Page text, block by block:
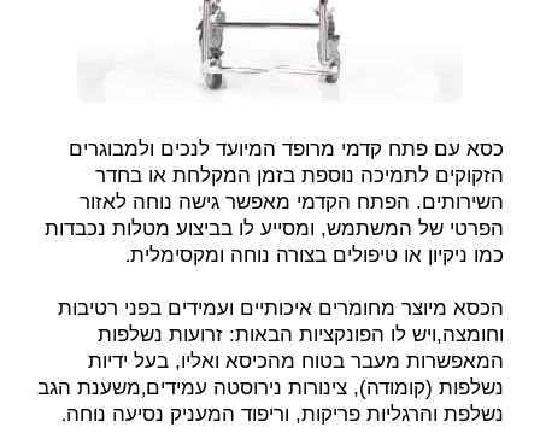
כסא עם פתח קדמי מרופד המיועד לנכים ולמבוגרים
הזקוקים לתמיכה נוספת בזמן המקלחת או בחדר
השירותים. הפתח הקדמי מאפשר גישה נוחה לאזור
הפרטי של המשתמש, ומסייע לו בביצוע מטלות נכבדות
כמו ניקיון או טיפולים בצורה נוחה ומקסימלית.
הכסא מיוצר מחומרים איכותיים ועמידים בפני רטיבות
וחומצה,ויש לו הפונקציות הבאות: זרועות נשלפות
המאפשרות מעבר בטוח מהכיסא ואליו, בעל ידיות
נשלפות (קומודה), צינורות נירוסטה עמידים,משענת הגב
נשלפת והרגליות פריקות, וריפוד המעניק נסיעה נוחה.